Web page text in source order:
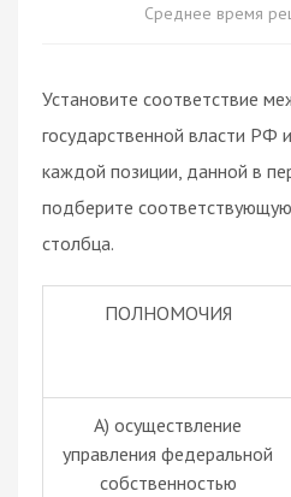
Среднее время
Установите соответствие
государственной власти РФ
каждой позиции, данной в
подберите
столбца.
ПОЛНОМОЧИЯ
А) осуществление
управления федеральной
собственностью